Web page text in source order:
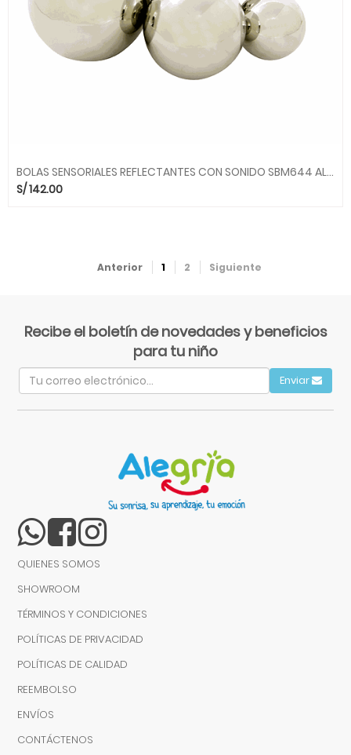
BOLAS SENSORIALES REFLECTANTES CON SONIDO SBM644 ALEGRIA SMC
S/142.00
Anterior 1 2 Siguiente
Recibe el boletín de novedades y beneficios
para tu niño
Enviar
QUIENES SOMOS
SHOWROOM
TÉRMINOS Y CONDICIONES
POLÍTICAS DE PRIVACIDAD
POLÍTICAS DE CALIDAD
REEMBOLSO
ENVÍOS
CONTÁCTENOS